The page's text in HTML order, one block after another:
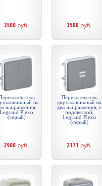
3500 руб. 3500 руб.
на
направления,
Legrand Plexo
(серый)
2900 руб.
Переключатель
двухклавишный на
два направления, с
подсветкой,
Legrand Plexo
(серый)
2171 руб.